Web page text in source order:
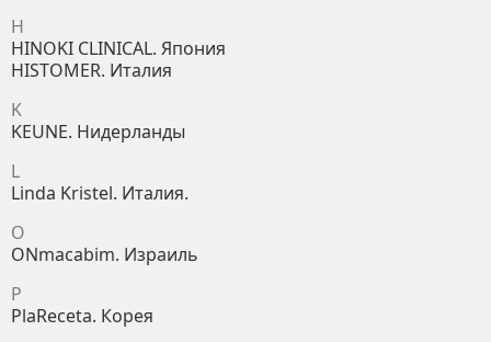
H
HINOKI CLINICAL. Япония
HISTOMER. Италия
K
KEUNE. Нидерланды
L
Linda Kristel. Италия.
O
ONmacabim. Израиль
P
PlaReceta. Корея